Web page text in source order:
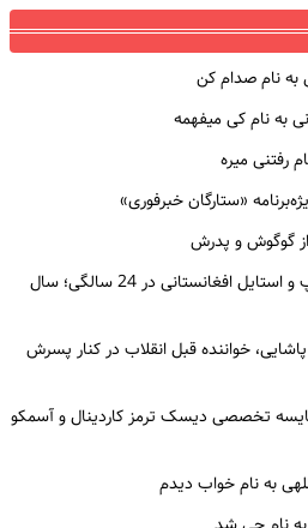
به نام صدام کن
به نام کی میفهمه
رفتنی میره
«ستارگان خبرفوری»
گوگوش و پدرش
سفر به گذشته؛ گوگوش با تیپ و استایل افغانستانی در 24 سالگی؛ سال
خواننده قبل انقلاب در کنار پسرش
تخصصی دیسک ترمز کاردینال و آسمکو
به نام خواب دیدم